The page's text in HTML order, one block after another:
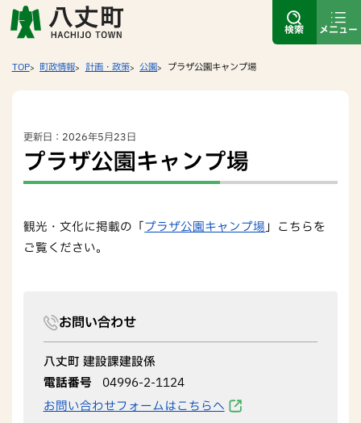
検索 メニュー
TOP 町政情報 計画・政策 公園 プラザ公園キャンプ場
更新日：2026年5月23日
プラザ公園キャンプ場
観光・文化に掲載の「プラザ公園キャンプ場」こちらを
ご覧ください。
お問い合わせ
八丈町 建設課建設係
電話番号
04996-2-1124
お問い合わせフォームはこちらへ